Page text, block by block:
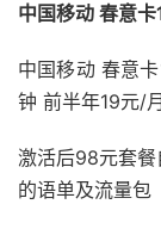
中国移动 春意
中国移动 春意
钟 前半年19元/月
激活后98元套
的语单及流量包